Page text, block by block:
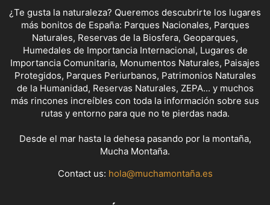
¿Te gusta la naturaleza? Queremos descubrirte los lugares
más bonitos de España: Parques Nacionales, Parques
Naturales, Reservas de la Biosfera, Geoparques,
Humedales de Importancia Internacional, Lugares de
Importancia Comunitaria, Monumentos Naturales, Paisajes
Protegidos, Parques Periurbanos, Patrimonios Naturales
de la Humanidad, Reservas Naturales, ZEPA... y muchos
más rincones increíbles con toda la información sobre sus
rutas y entorno para que no te pierdas nada.
Desde el mar hasta la dehesa pasando por la montaña,
Mucha Montaña.
Contact us: hola@muchamontaña.es